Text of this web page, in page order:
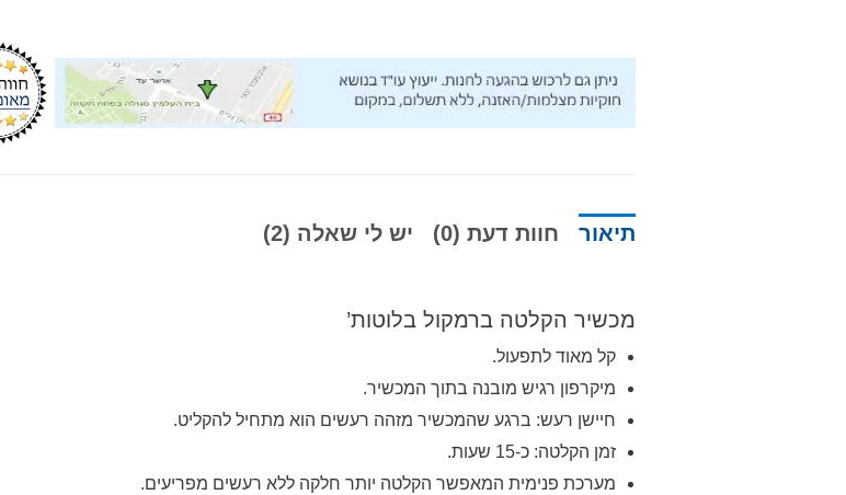
תיאור חוות דעת (0) יש לי שאלה (2)
מכשיר הקלטה ברמקול בלוטות’
קל מאוד לתפעול.
מיקרפון רגיש מובנה בתוך המכשיר.
חיישן רעש: ברגע שהמכשיר מזהה רעשים הוא מתחיל להקליט.
זמן הקלטה: כ-15 שעות.
מערכת פנימית המאפשר הקלטה יותר חלקה ללא רעשים מפריעים.